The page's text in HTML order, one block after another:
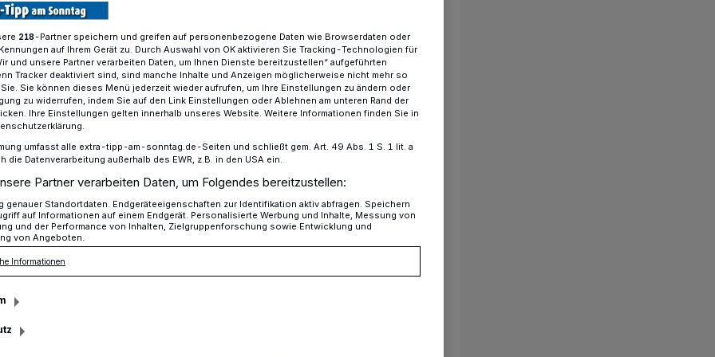
des Schulschwimmens im Mönchengladbacher Vitusbad
im Vitusbad
für die Kids
Klassen von 22 Gladbacher
sind letzte Woche im Vitusbad ins
für eine volle Stunde, Umziehen
des Schulschwimmens“, eine
aus möglichst vielen Schüler*innen
machen. Wichtige Voraussetzung dabei
Wasserzeit für jedes Kind zu erhöhen.
218-Partner speichern und greifen auf personenbezogene Daten wie Browserdaten oder
auf Ihrem Gerät zu. Durch Auswahl von OK aktivieren Sie Tracking-Technologien für
und unsere Partner verarbeiten Daten, um Ihnen Dienste bereitzustellen“ aufgeführten
Tracker deaktiviert sind, sind manche Inhalte und Anzeigen möglicherweise nicht mehr so
Sie können dieses Menü jederzeit wieder aufrufen, um Ihre Einstellungen zu ändern oder
zu widerrufen, indem Sie auf den Link Einstellungen oder Ablehnen am unteren Rand der
Ihre Einstellungen gelten innerhalb unseres Website. Weitere Informationen finden Sie in
umfasst alle extra-tipp-am-sonntag.de-Seiten und schließt gem. Art. 49 Abs. 1 S. 1 lit. a
die Datenverarbeitung außerhalb des EWR, z.B. in den USA ein.
Partner verarbeiten Daten, um Folgendes bereitzustellen:
genauer Standortdaten. Endgeräteeigenschaften zur Identifikation aktiv abfragen. Speichern
auf Informationen auf einem Endgerät. Personalisierte Werbung und Inhalte, Messung von
und der Performance von Inhalten, Zielgruppenforschung sowie Entwicklung und
von Angeboten.
Informationen